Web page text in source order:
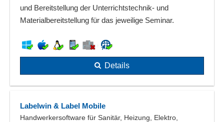
und Bereitstellung der Unterrichtstechnik- und
Materialbereitstellung für das jeweilige Seminar.
Details
Labelwin & Label Mobile
Handwerkersoftware für Sanitär, Heizung, Elektro,